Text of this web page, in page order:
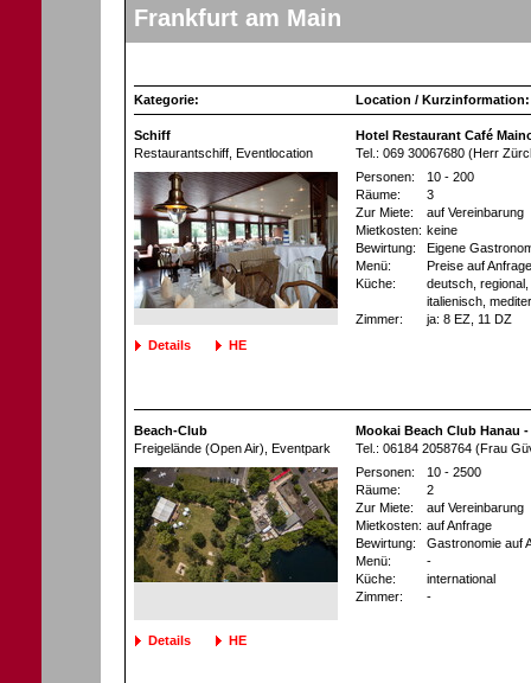
Frankfurt am Main
Kategorie: Location / Kurzinformation:
Schiff
Restaurantschiff , Eventlocation
Hotel Restaurant Café
Tel.: 069 30067680 (Herr
Details HE
Personen:
10 - 200
Räume:
3
Zur Miete:
auf Vereinbarung
Mietkosten: keine
Bewirtung:
Eigene
Menü:
Preise auf Anfrage
Küche:
deutsch,
italienisch,
Zimmer:
ja: 8 EZ , 11 DZ
Beach-Club
Freigelände (Open Air) , Eventpark
Mookai Beach Club Hanau
Tel.: 06184 2058764 (Frau
Details HE
Personen:
10 - 2500
Räume:
2
Zur Miete:
auf Vereinbarung
Mietkosten: auf Anfrage
Bewirtung:
Gastronomie auf
Menü:
-
Küche:
international
Zimmer:
-